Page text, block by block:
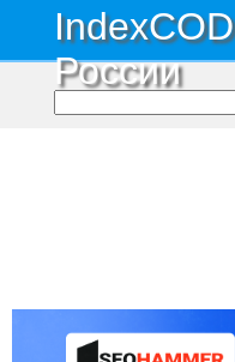
России